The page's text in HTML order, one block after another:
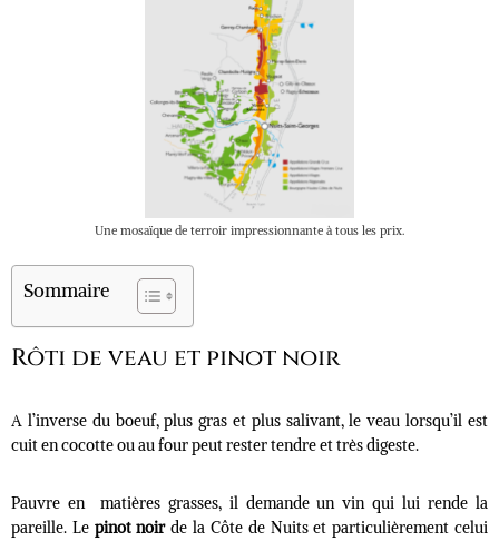
Une mosaïque de terroir impressionnante à tous les prix.
Sommaire
Rôti de veau et pinot noir
A l’inverse du boeuf, plus gras et plus salivant, le veau lorsqu’il est
cuit en cocotte ou au four peut rester tendre et très digeste.
Pauvre en matières grasses, il demande un vin qui lui rende la
pareille. Le pinot noirde la Côte de Nuits et particulièrement celui